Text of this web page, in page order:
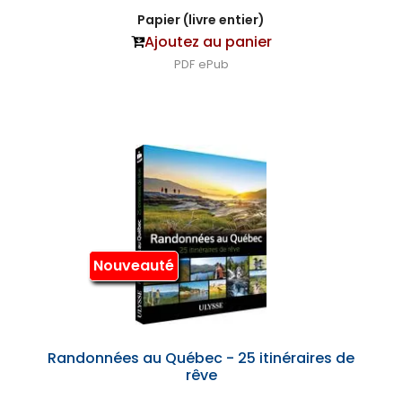
Papier (livre entier)
Ajoutez au panier
PDF ePub
Nouveauté
Randonnées au Québec - 25 itinéraires de
rêve